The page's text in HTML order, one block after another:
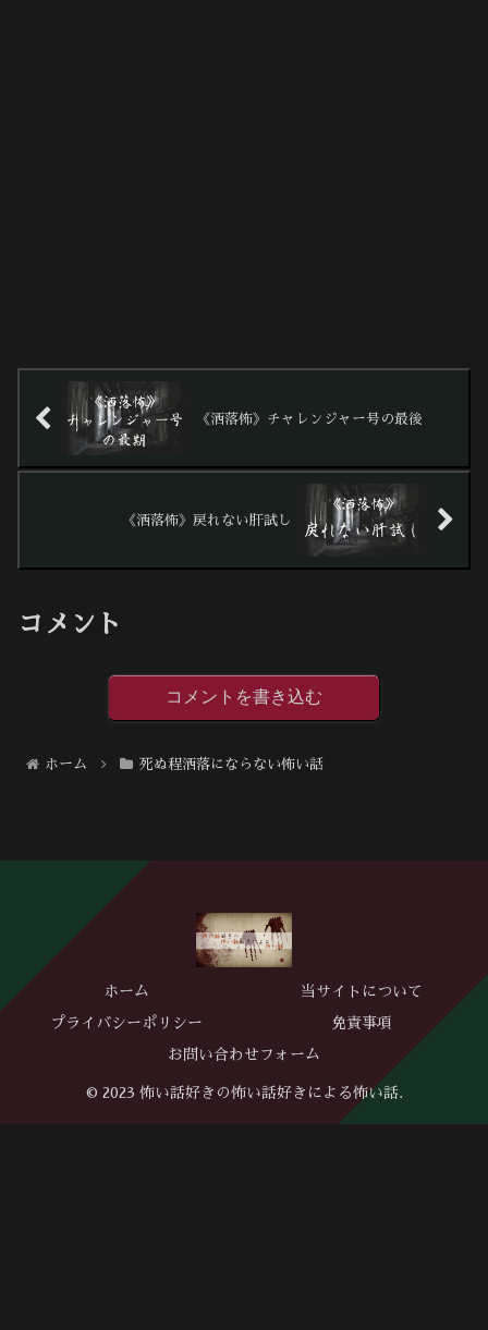
《洒落怖》チャレンジャー号の最後
《洒落怖》戻れない肝試し
コメント
コメントを書き込む
ホーム 死ぬ程洒落にならない怖い話
ホーム 当サイトについて
プライバシーポリシー 免責事項
お問い合わせフォーム
© 2023 怖い話好きの怖い話好きによる怖い話.